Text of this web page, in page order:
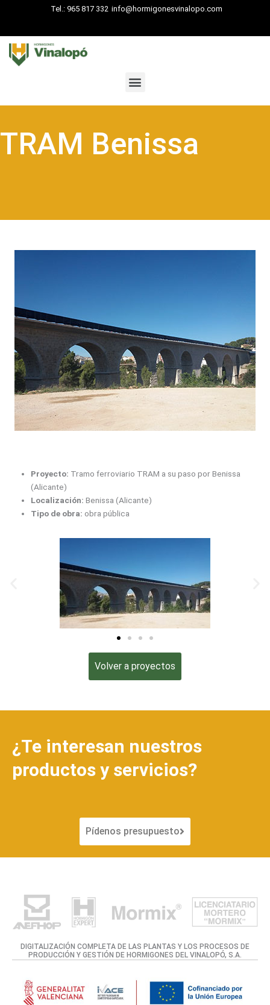
Tel.: 965 817 332 info@hormigonesvinalopo.com
Menú
TRAM Benissa
Proyecto: Tramo ferroviario TRAM a su paso por Benissa
(Alicante)
Localización: Benissa (Alicante)
Tipo de obra: obra pública
Volver a proyectos
¿Te interesan nuestros
productos y servicios?
Pídenos presupuesto
DIGITALIZACIÓN COMPLETA DE LAS PLANTAS Y LOS PROCESOS DE
PRODUCCIÓN Y GESTIÓN DE HORMIGONES DEL VINALOPÓ, S.A.